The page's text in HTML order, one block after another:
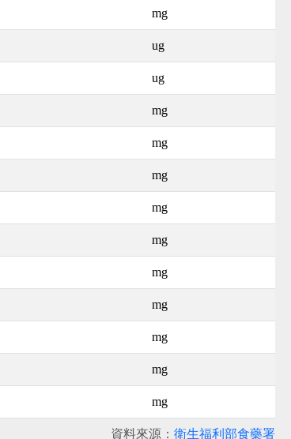
mg
ug
ug
mg
mg
mg
mg
mg
mg
mg
mg
mg
mg
資料來源： 衛生福利部食藥署